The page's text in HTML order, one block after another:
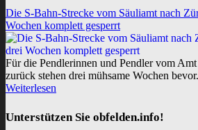
Die S-Bahn-Strecke vom Säuliamt nach
Wochen komplett gesperrt
Für die Pendlerinnen und Pendler vom
zurück stehen drei mühsame Wochen
Weiterlesen
Unterstützen Sie obfelden.info!